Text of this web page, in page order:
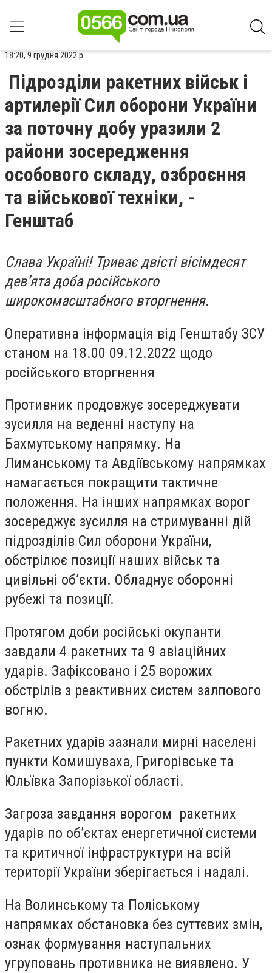
18:20, 9 грудня 2022 р.
Підрозділи ракетних військ і
артилерії Сил оборони України
за поточну добу уразили 2
райони зосередження
особового складу, озброєння
та військової техніки, -
Генштаб
Слава Україні! Триває двісті вісімдесят
дев’ята доба російського
широкомасштабного вторгнення.
Оперативна інформація від Генштабу ЗСУ
станом на 18.00 09.12.2022 щодо
російського вторгнення
Противник продовжує зосереджувати
зусилля на веденні наступу на
Бахмутському напрямку. На
Лиманському та Авдіївському напрямках
намагається покращити тактичне
положення. На інших напрямках ворог
зосереджує зусилля на стримуванні дій
підрозділів Сил оборони України,
обстрілює позиції наших військ та
цивільні об’єкти. Обладнує оборонні
рубежі та позиції.
Протягом доби російські окупанти
завдали 4 ракетних та 9 авіаційних
ударів. Зафіксовано і 25 ворожих
обстрілів з реактивних систем залпового
вогню.
Ракетних ударів зазнали мирні населені
пункти Комишуваха, Григорівське та
Юльївка Запорізької області.
Загроза завдання ворогом ракетних
ударів по об’єктах енергетичної системи
та критичної інфраструктури на всій
території України зберігається і надалі.
На Волинському та Поліському
напрямках обстановка без суттєвих змін,
ознак формування наступальних
угруповань противника не виявлено. У